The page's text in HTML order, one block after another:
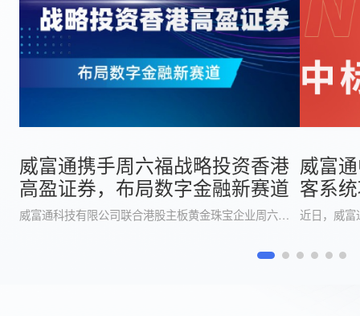
威富通携手周六福战略投资香港
高盈证券，布局数字金融新赛道
威富通科技有限公司联合港股主板黄金珠宝企业周六福（股票代码：06168.HK），以战略投资方身份正式加入香港高盈证券有限公司（下称 “高盈证券”）。各方将在合规框架下共同打造链接 “技术 + 资产 + 场景” 的数字金融综合服务枢纽。
威富
客系